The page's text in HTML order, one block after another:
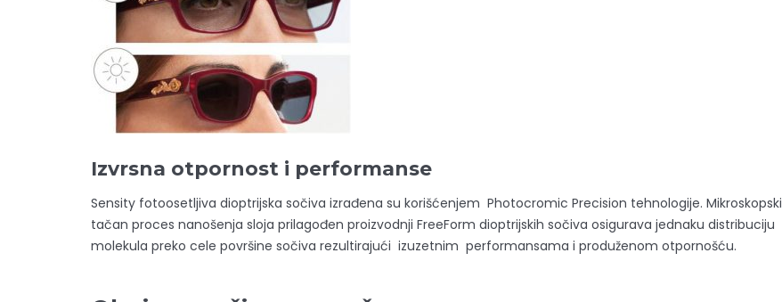
Izvrsna otpornost i performanse
Sensity fotoosetljiva dioptrijska sočiva izrađena su korišćenjem Photocromic Precision tehnologije. Mikroskopski
tačan proces nanošenja sloja prilagođen proizvodnji FreeForm dioptrijskih sočiva osigurava jednaku distribuciju
molekula preko cele površine sočiva rezultirajući izuzetnim performansama i produženom otpornošću.